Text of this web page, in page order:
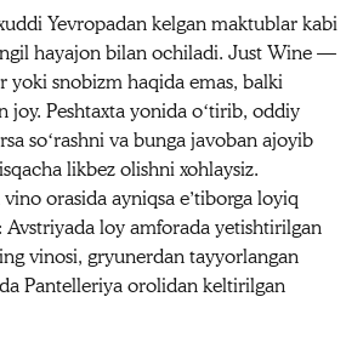
Yevropadan kelgan maktublar kabi
hayajon bilan ochiladi. Just Wine —
snobizm haqida emas, balki
joy. Peshtaxta yonida oʻtirib, oddiy
soʻrashni va bunga javoban ajoyib
likbez olishni xohlaysiz.
orasida ayniqsa eʼtiborga loyiq
loy amforada yetishtirilgan
vinosi, gryunerdan tayyorlangan
Pantelleriya orolidan keltirilgan